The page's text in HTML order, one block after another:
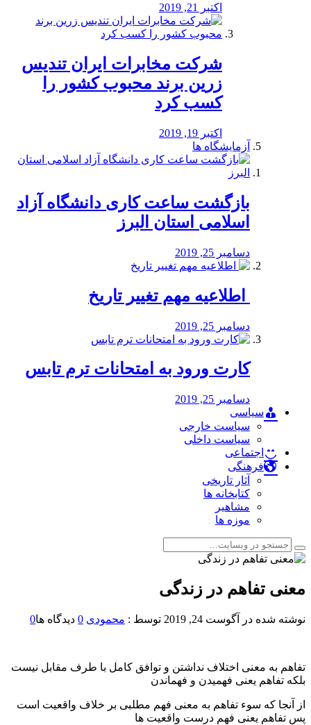
اکتبر 21, 2019
شرکت مخابرات ایران تندیس
زرین برند محبوب کشور را
کسب کرد
اکتبر 19, 2019
آزمایشگاه ها
بازگشت ساعت کاری دانشگاه آزاد
اسلامی استان البرز
دسامبر 25, 2019
️ اطلاعیه مهم تغییر تاریخ
دسامبر 25, 2019
کارت ورود به امتحانات ترم تابس
دسامبر 25, 2019
سیاسی
سیاست خارجی
سیاست داخلی
اجتماعی
فرهنگی
آثار تاریخی
کتابخانه ها
مشاهیر
موزه ها
معنی تفاهم در زندگی
نوشته شده در آگوست 24, 2019 توسط : محمودی 0 دیدگاه ها0
تفاهم به معنی اختلاف نداشتن و توافق کامل با طرف مقابل نیست
بلكه تفاهم یعنی فهمیدن و فهماندن
از آنجا كه سوء تفاهم به معنی فهم مطلبی بر خلاف واقعیت است
پس تفاهم یعنی فهم درست واقعیت‏ ها